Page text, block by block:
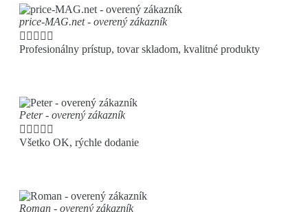
price-MAG.net - overený zákazník
    
Profesionálny prístup, tovar skladom, kvalitné produkty
Peter - overený zákazník
    
Všetko OK, rýchle dodanie
Roman - overený zákazník